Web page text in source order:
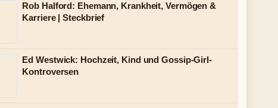
Rob Halford: Ehemann, Krankheit, Vermögen &
Karriere | Steckbrief
Ed Westwick: Hochzeit, Kind und Gossip-Girl-
Kontroversen